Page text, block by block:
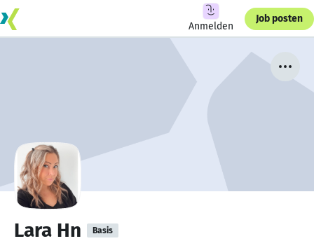
Anmelden
Job posten
Lara Hn Basis